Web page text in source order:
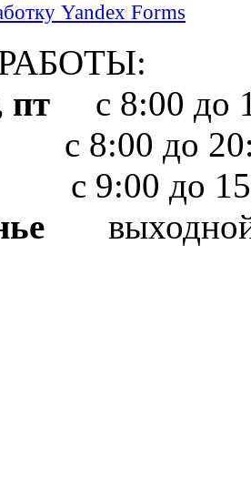
Yandex Forms
пт с 8:00 до
до
9:00 до